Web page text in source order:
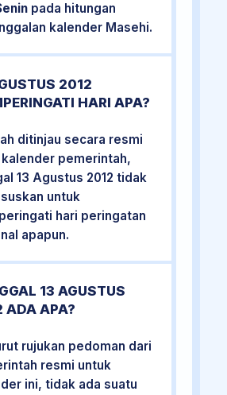
pada hitungan
kalender Masehi.
2012
HARI APA?
ditinjau secara resmi
pemerintah,
13 Agustus 2012 tidak
untuk
hari peringatan
apapun.
13 AGUSTUS
ADA APA?
rujukan pedoman dari
resmi untuk
ini, tidak ada suatu